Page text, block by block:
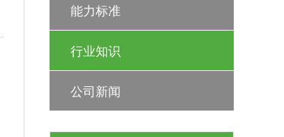
能力标准
行业知识
公司新闻